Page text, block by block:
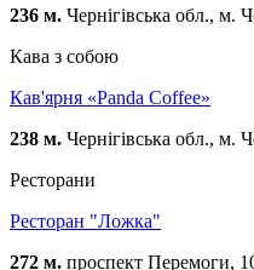
236 м. Чернігівська обл., м.
Кава з собою
Кав'ярня «Panda Coffee»
238 м. Чернігівська обл., м.
Ресторани
Ресторан "Ложка"
272 м. проспект Перемоги,